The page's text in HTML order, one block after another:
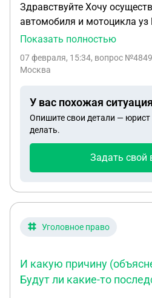
Здравствуйте Хочу осуществить временный ввоз
автомобиля и мотоцикла уз
Имею резиденцию
затраты меня ждут?
Показать полностью
07 февраля, 15:34, вопрос
Москва
У вас похожая
Опишите свои детали — юрист
делать.
Задать свой
Уголовное право
И какую причину
Будут ли какие-то